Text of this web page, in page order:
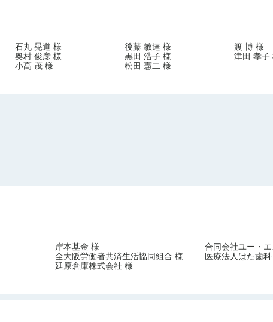
石丸 晃道 様 後藤 敏達 様
渡 博 様
奥村 俊彦 様 黒田 浩子 様
津田 孝子
小髙 茂 様 松田 憲二 様
岸本基金 様
合同会社ユー・
全大阪労働者共済生活協同組合 様
医療法人はた歯
延原倉庫株式会社 様